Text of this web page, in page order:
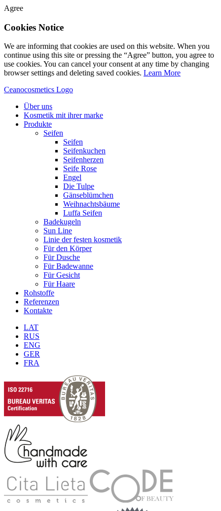
Agree
Cookies Notice
We are informing that cookies are used on this website. When you
continue using this site or pressing the “Agree” button, you agree to
use cookies. You can cancel your consent at any time by changing
browser settings and deleting saved cookies. Learn More
Ceanocosmetics Logo
Über uns
Kosmetik mit ihrer marke
Produkte
Seifen
Seifen
Seifenkuchen
Seifenherzen
Seife Rose
Engel
Die Tulpe
Gänseblümchen
Weihnachtsbäume
Luffa Seifen
Badekugeln
Sun Line
Linie der festen kosmetik
Für den Körper
Für Dusche
Für Badewanne
Für Gesicht
Für Haare
Rohstoffe
Referenzen
Kontakte
LAT
RUS
ENG
GER
FRA